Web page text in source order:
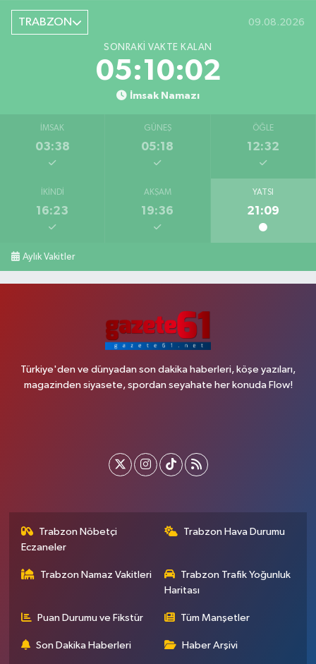
TRABZON 09.08.2026
SONRAKI VAKTE KALAN
05:10:02
İmsak Namazı
İMSAK
03:38
GÜNEŞ
05:18
ÖĞLE
12:32
İKINDI
16:23
AKŞAM
19:36
YATSI
21:09
Aylık Vakitler
Türkiye'den ve dünyadan son dakika haberleri, köşe yazıları,
magazinden siyasete, spordan seyahate her konuda Flow!
Trabzon Nöbetçi
Eczaneler
Trabzon Hava Durumu
Trabzon Namaz Vakitleri
Trabzon Trafik Yoğunluk
Haritası
Puan Durumu ve Fikstür Tüm Manşetler
Son Dakika Haberleri Haber Arşivi